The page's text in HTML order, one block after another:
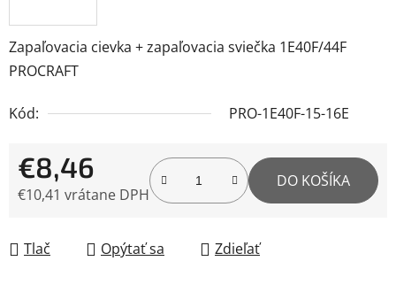
Zapaľovacia cievka + zapaľovacia sviečka 1E40F/44F
PROCRAFT
Kód: PRO-1E40F-15-16E
€8,46
€10,41 vrátane DPH
DO KOŠÍKA
Tlač Opýtať sa Zdieľať